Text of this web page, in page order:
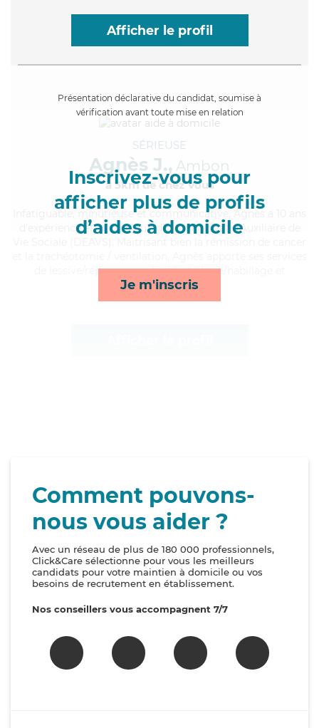
Afficher le profil
Présentation déclarative du candidat, soumise à
vérification avant toute mise en relation
Inscrivez-vous pour
afficher plus de profils
d’aides à domicile
Je m'inscris
SÉRIEUSE
Agnès J., Ambon
à 5km de chez Vous
, minutieuse et communicative, Agnès a 10 ans
d'expérience et possède un diplôme d'État d'Auxiliaire de
de lessive/repassage, activités, toilette/habillage et
lever/coucher*
Comment pouvons-
nous vous aider ?
Avec un réseau de plus de 180 000 professionnels,
Click&Care sélectionne pour vous les meilleurs
candidats pour votre maintien à domicile ou vos
besoins de recrutement en établissement.
Nos conseillers vous accompagnent 7/7